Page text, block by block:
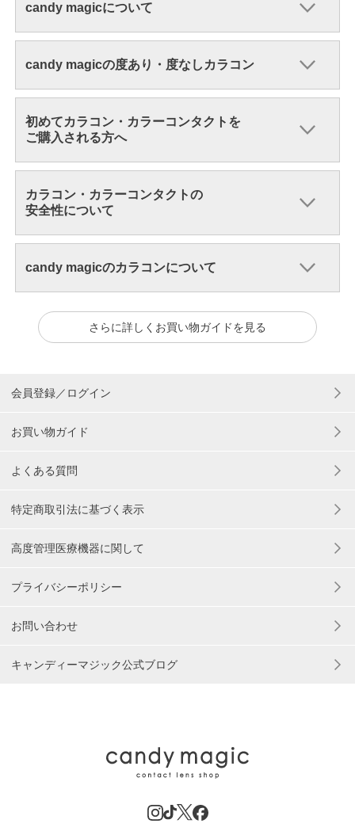
candy magicについて
candy magicの度あり・度なしカラコン
初めてカラコン・カラーコンタクトを
ご購入される方へ
カラコン・カラーコンタクトの
安全性について
candy magicのカラコンについて
さらに詳しくお買い物ガイドを見る
会員登録／ログイン
お買い物ガイド
よくある質問
特定商取引法に基づく表示
高度管理医療機器に関して
プライバシーポリシー
お問い合わせ
キャンディーマジック公式ブログ